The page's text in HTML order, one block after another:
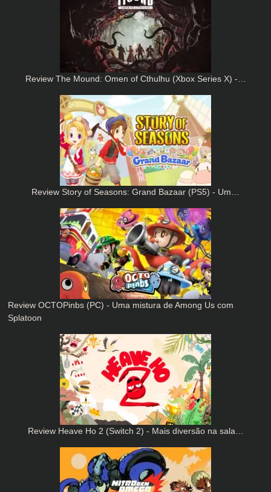
Review The Mound: Omen of Cthulhu (Xbox Series X) -…
Review Story of Seasons: Grand Bazaar (PS5) - Um…
Review OCTOPinbs (PC) - Uma mistura de Among Us com
Splatoon
Review Heave Ho 2 (Switch 2) - Mais diversão na sala…